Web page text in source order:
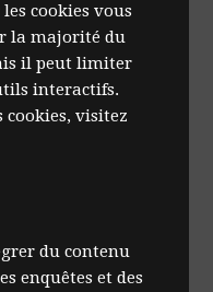
cookies vous
la majorité du
il peut limiter
interactifs.
cookies, visitez
du contenu
enquêtes et des